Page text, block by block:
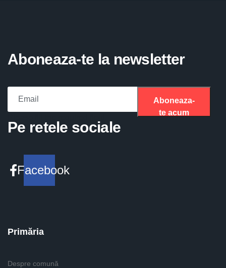
Aboneaza-te la newsletter
Aboneaza-
te acum
Pe retele sociale
Facebook
Primăria
Despre comună